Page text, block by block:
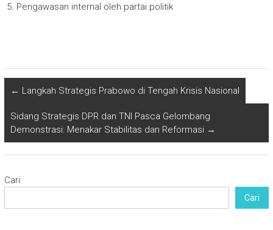
Pengawasan internal oleh partai politik
← Langkah Strategis Prabowo di Tengah Krisis Nasional
Sidang Strategis DPR dan TNI Pasca Gelombang
Demonstrasi: Menakar Stabilitas dan Reformasi →
Cari
Cari